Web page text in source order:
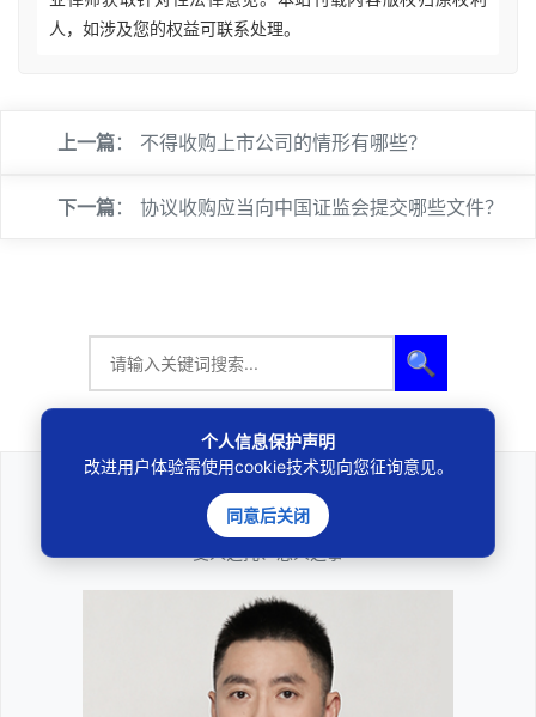
人，如涉及您的权益可联系处理。
上一篇： 不得收购上市公司的情形有哪些？
下一篇： 协议收购应当向中国证监会提交哪些文件？
🔍
法律咨询
————受人之托、忠人之事————
个人信息保护声明
改进用户体验需使用cookie技术现向您征询意见。
同意后关闭